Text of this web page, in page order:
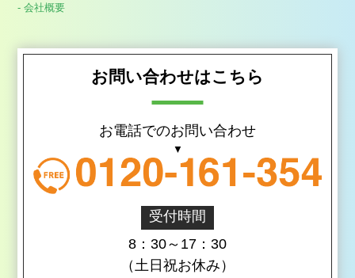
- 会社概要
お問い合わせはこちら
お電話でのお問い合わせ
受付時間
8：30～17：30
（土日祝お休み）